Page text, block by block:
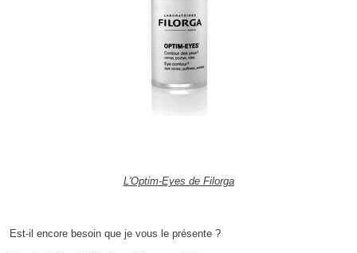
L'Optim-Eyes de Filorga
Est-il encore besoin que je vous le présente ?